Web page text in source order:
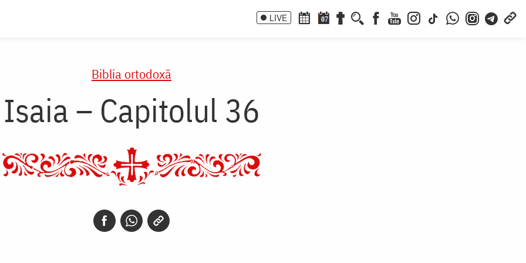
LIVE 07
Biblia ortodoxă
Isaia – Capitolul 36